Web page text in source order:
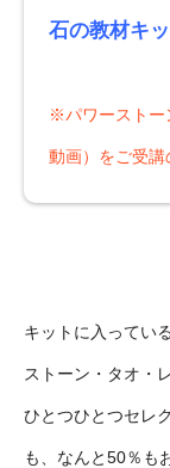
石の教材キ
※パワーストー
動画）をご受講
キットに入ってい
ストーン・タオ・
ひとつひとつセレ
も、なんと50％も